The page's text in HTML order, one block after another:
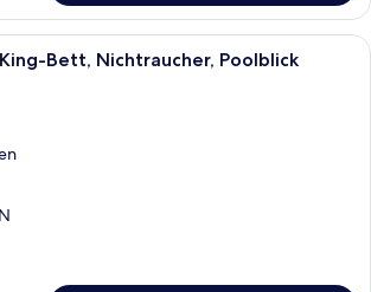
Ein Hotelzimmer mit einem großen
Bett, Nichtraucher, Poolblick